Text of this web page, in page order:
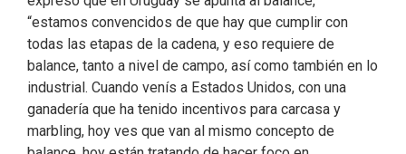
“estamos convencidos de que hay que cumplir con
todas las etapas de la cadena, y eso requiere de
balance, tanto a nivel de campo, así como también en lo
industrial. Cuando venís a Estados Unidos, con una
ganadería que ha tenido incentivos para carcasa y
marbling, hoy ves que van al mismo concepto de